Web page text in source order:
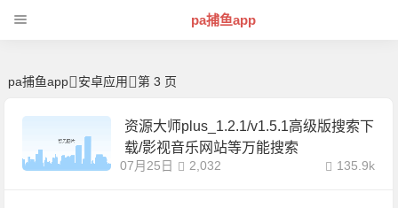
安卓软件宝库：破解版、无广告、会员解锁应用精选 -pa捕鱼app
pa捕鱼app
pa捕鱼app 安卓应用 第 3 页
资源大师plus_1.2.1/v1.5.1高级版搜索下
载/影视音乐网站等万能搜索
07月25日 135.9k
2,032